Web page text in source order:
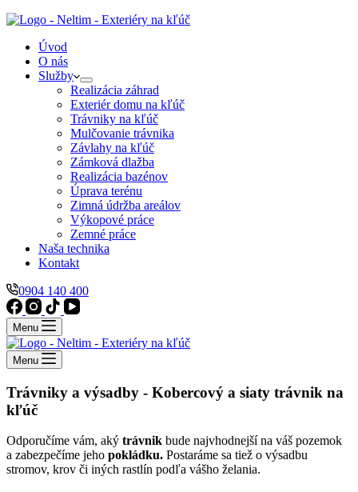
Úvod
O nás
Služby
Realizácia záhrad
Exteriér domu na kľúč
Trávniky na kľúč
Mulčovanie trávnika
Závlahy na kľúč
Zámková dlažba
Realizácia bazénov
Úprava terénu
Zimná údržba areálov
Výkopové práce
Zemné práce
Naša technika
Kontakt
0904 140 400
Menu
Menu
Trávniky a výsadby - Kobercový a siaty trávnik na
kľúč
Odporučíme vám, aký trávnik bude najvhodnejší na váš pozemok
a zabezpečíme jeho pokládku. Postaráme sa tiež o výsadbu
stromov, krov či iných rastlín podľa vášho želania.